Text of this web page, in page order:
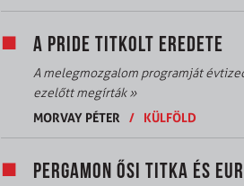
A PRIDE TITKOLT EREDETE
A melegmozgalom programját
ezelőtt megírták»
MORVAY PÉTER
/ KÜLFÖLD
PERGAMON ŐSI TITKA ÉS